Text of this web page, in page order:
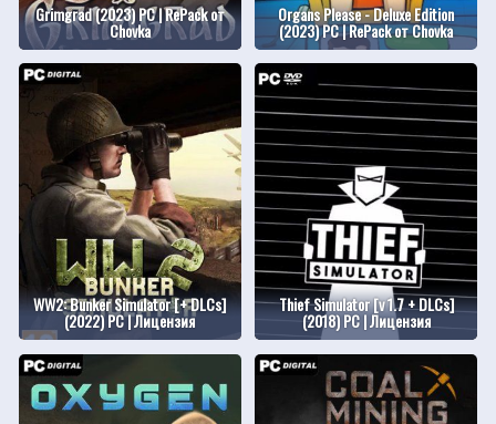
Grimgrad (2023) PC | RePack от
Chovka
Organs Please - Deluxe Edition
(2023) PC | RePack от Chovka
WW2: Bunker Simulator [+ DLCs]
(2022) PC | Лицензия
Thief Simulator [v 1.7 + DLCs]
(2018) PC | Лицензия